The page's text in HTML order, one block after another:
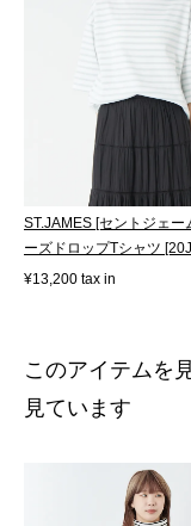
ST.JAMES [セントジェー
ーズドロップTシャツ
LOOSE]
¥13,200 tax in
このアイテムを
見ています